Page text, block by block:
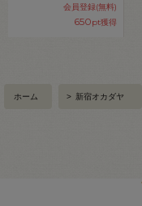
会員登録(無料)
650pt獲得
ホーム > 新宿オカダヤ